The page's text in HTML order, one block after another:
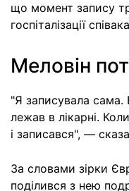
що момент запису
госпіталізації
Меловін
"Я записувала
лежав в лікарні.
і записався", —
За словами зірки
поділився з нею